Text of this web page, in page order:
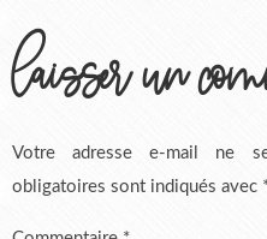
laisser un
Votre adresse e-mail ne
obligatoires sont indiqués avec